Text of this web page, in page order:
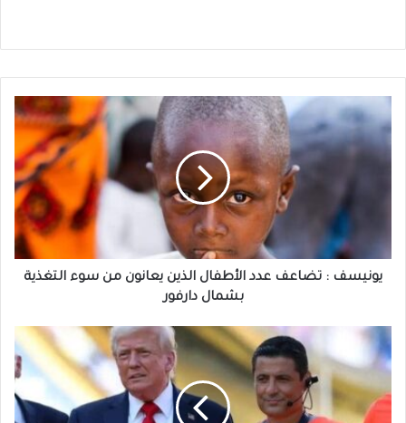
يونيسف
: تضاعف
عدد
الأطفال
التغذية
بشمال
يونيسف : تضاعف عدد الأطفال الذين يعانون من سوء التغذية
بشمال دارفور
حكم
نهائي
كأس
العالم
ربما